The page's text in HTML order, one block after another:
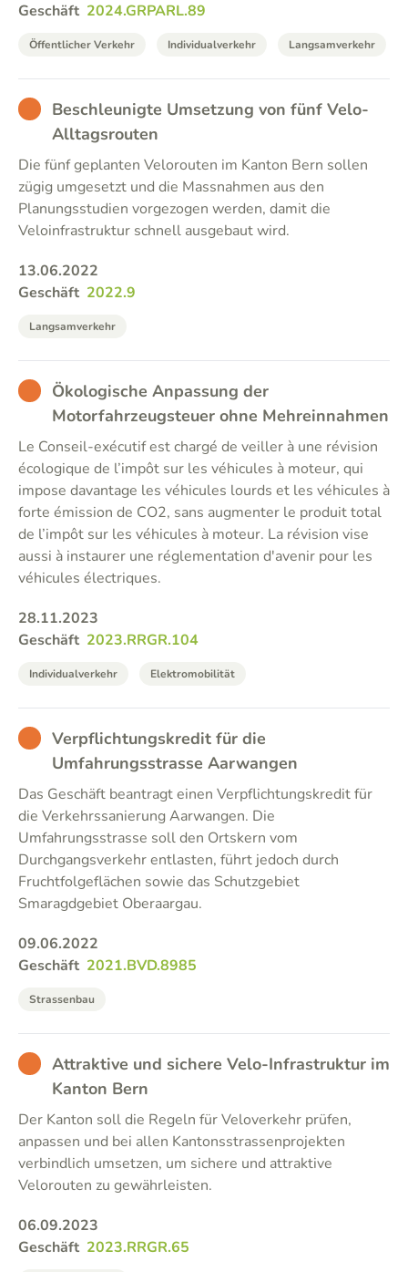
Geschäft 2024.GRPARL.89
Öffentlicher Verkehr Individualverkehr Langsamverkehr
BAD Beschleunigte Umsetzung von fünf Velo-
Alltagsrouten
Die fünf geplanten Velorouten im Kanton Bern sollen
zügig umgesetzt und die Massnahmen aus den
Planungsstudien vorgezogen werden, damit die
Veloinfrastruktur schnell ausgebaut wird.
13.06.2022
Geschäft 2022.9
Langsamverkehr
BAD Ökologische Anpassung der
Motorfahrzeugsteuer ohne Mehreinnahmen
Le Conseil-exécutif est chargé de veiller à une révision
écologique de l’impôt sur les véhicules à moteur, qui
impose davantage les véhicules lourds et les véhicules à
forte émission de CO2, sans augmenter le produit total
de l’impôt sur les véhicules à moteur. La révision vise
aussi à instaurer une réglementation d'avenir pour les
véhicules électriques.
28.11.2023
Geschäft 2023.RRGR.104
Individualverkehr Elektromobilität
BADVerpflichtungskredit für die
Umfahrungsstrasse Aarwangen
Das Geschäft beantragt einen Verpflichtungskredit für
die Verkehrssanierung Aarwangen. Die
Umfahrungsstrasse soll den Ortskern vom
Durchgangsverkehr entlasten, führt jedoch durch
Fruchtfolgeflächen sowie das Schutzgebiet
Smaragdgebiet Oberaargau.
09.06.2022
Geschäft 2021.BVD.8985
Strassenbau
BADAttraktive und sichere Velo-Infrastruktur im
Kanton Bern
Der Kanton soll die Regeln für Veloverkehr prüfen,
anpassen und bei allen Kantonsstrassenprojekten
verbindlich umsetzen, um sichere und attraktive
Velorouten zu gewährleisten.
06.09.2023
Geschäft 2023.RRGR.65